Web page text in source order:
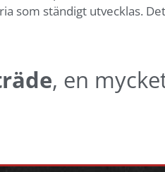
som ständigt utvecklas.
, en